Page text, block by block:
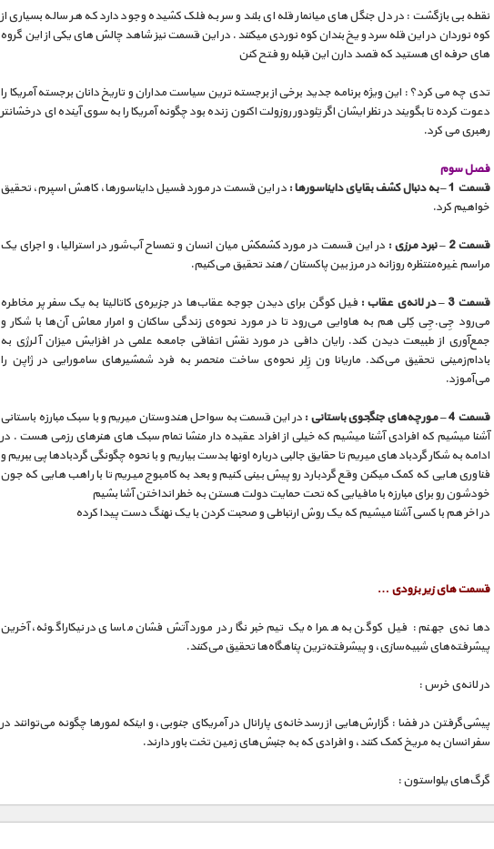
نقطه بی بازگشت : در دل جنگل های میانمار قله ای بلند و سر به فلک کشیده وجود دارد که هر ساله بسیاری از
کوه نوردان در این قله سرد و یخ بندان کوه نوردی میکنند . در این قسمت نیز شاهد چالش های یکی از این گروه
های حرفه ای هستید که قصد دارن این قبله رو فتح کنن
تدی چه می کرد؟ : این ویژه برنامه جدید برخی از برجسته ترین سیاست مداران و تاریخ دانان برجسته آمریکا را
دعوت کرده تا بگویند در نظر ایشان اگر تِئودور روزولت اکنون زنده بود چگونه آمریکا را به سوی آینده ای درخشانتر
رهبری می کرد.
فصل سوم
قسمت 1 – به دنبال کشف بقایای دایناسورها :
در این قسمت در مورد فسیل دایناسورها،‌ کاهش اسپرم‌، تحقیق
خواهیم کرد.
قسمت 2 – نبرد مرزی :
در این قسمت در مورد کشمکش میان انسان و تمساح آب‌شور در استرالیا،‌ و اجرای یک
مراسم غیره‌منتظره روزانه در مرز بین پاکستان/هند تحقیق می‌کنیم.
قسمت 3 – در لانه‌ی عقاب :
فیل کوگن برای دیدن جوجه عقاب‌ها در جزیره‌ی کاتالینا به یک سفر پر مخاطره
می‌رود جِی.جِی کِلی هم به هاوایی می‌رود تا در مورد نحوه‌ی زندگی ساکنان و امرار معاش آن‌ها با شکار و
جمع‌آوری از طبیعت دیدن کند. رایان دافی در مورد نقش اتفاقی جامعه علمی در افزایش میزان آلرژی به
بادام‌زمینی تحقیق می‌کند. ماریانا ون زِلِر نحوه‌ی ساخت منحصر به فرد شمشیرهای سامورایی در ژاپن را
می‌آموزد.
قسمت 4 – مورچه‌های جنگجوی باستانی :
در این قسمت به سواحل هندوستان میریم و با سبک مبارزه باستانی
آشنا میشیم که افرادی آشنا میشیم که خیلی از افراد عقیده دار منشا تمام سبک های هنرهای رزمی هست . در
ادامه به شکار گردباد های میریم تا حقایق جالبی درباره اونها بدست بیاریم و با نحوه چگونگی گردبادها پی ببریم و
فناوری هایی که کمک میکنن وقع گردبارد رو پیش بینی کنیم و بعد به کامبوج میریم تا با راهب هایی که جون
خودشون رو برای مبارزه با مافیایی که تحت حمایت دولت هستن به خطر انداختن آشا بشیم
در اخر هم با کسی آشنا میشیم که یک روش ارتباطی و صحبت کردن با یک نهنگ دست پیدا کرده
قسمت های زیر بزودی …
دهانه‌ی جهنم : فیل کوگن به همراه یک تیم خبرنگار در مورد آتش‌فشان ماسای در نیکاراگوئه، آخرین
پیشرفته‌های شبیه‌سازی، و پیشرفته‌ترین پناهگاه‌ها تحقیق می‌کنند.
در لانه‌ی خرس :
پیشی‌گرفتن در فضا : گزارش‌هایی از رسدخانه‌ی پارانال در آمریکای جنوبی، و اینکه لمورها چگونه می‌توانند در
سفر انسان به مریخ کمک کنند، و افرادی که به جنبش‌های زمین تخت باور دارند.
گرگ‌های یلواستون :